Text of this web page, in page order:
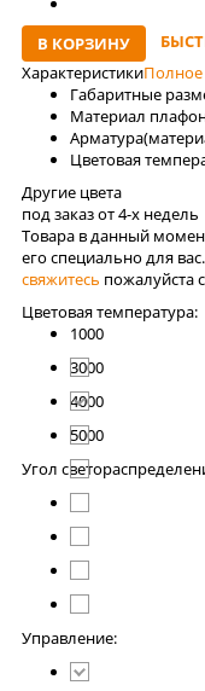
В КОРЗИНУ
ХарактеристикиПолное
Габаритные
Материал
Цветовая
Другие цвета
под заказ от 4-x недель
Товара в данный
его специально для
свяжитесь пожалуйста
Цветовая температура:
1000
3000
4000
5000
Угол
Управление: